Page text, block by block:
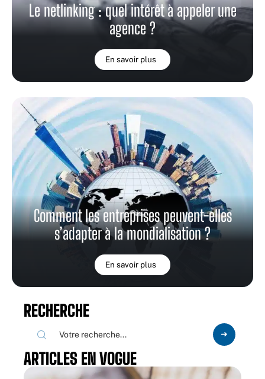
Le netlinking : quel intérêt à appeler une
agence ?
En savoir plus
Comment les entreprises peuvent-elles
s’adapter à la mondialisation ?
En savoir plus
RECHERCHE
ARTICLES EN VOGUE